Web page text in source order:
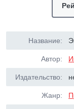
Название:
Автор:
Издательство:
Жанр: